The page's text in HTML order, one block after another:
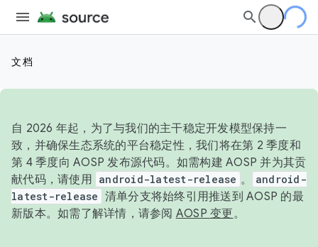
文档
自 2026 年起，为了与我们的主干稳定开发模型保持一
致，并确保生态系统的平台稳定性，我们将在第 2 季度和
第 4 季度向 AOSP 发布源代码。如需构建 AOSP 并为其贡
献代码，请使用 android-latest-release 。
android-
latest-release 清单分支将始终引用推送到 AOSP 的最
新版本。如需了解详情，请参阅 AOSP 变更。